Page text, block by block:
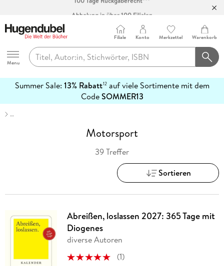
Abholung in über 100 Filialen
Hugendubel
Menu
Filiale Konto Merkzettel Warenkorb
Summer Sale: 13% Rabatt12auf viele Sortimente mit dem
CodeSOMMER13
erfahren
…
Motorsport
39 Treffer
Sortieren
Abreißen, loslassen 2027: 365 Tage mit
Diogenes
diverse Autoren
(1)